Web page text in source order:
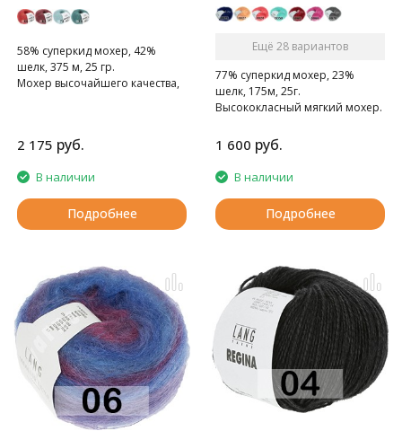
58% суперкид мохер, 42%
шелк, 375 м, 25 гр.
Мохер высочайшего качества,
2 175 руб.
В наличии
Подробнее
Ещё 28 вариантов
77% суперкид мохер, 23%
шелк, 175м, 25г.
Высококласный мягкий мохер.
1 600 руб.
В наличии
Подробнее